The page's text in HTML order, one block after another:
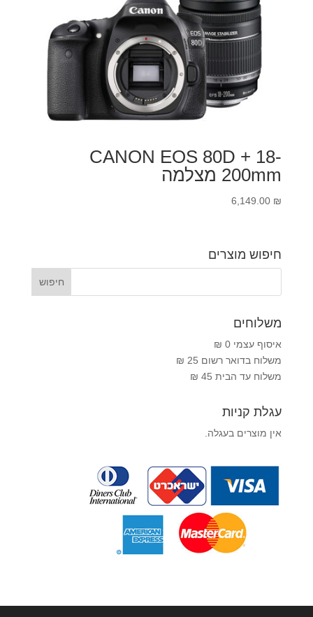
CANON EOS 80D + 18-
200mm מצלמה
6,149.00 ₪
חיפוש מוצרים
משלוחים
איסוף עצמי 0 ₪
משלוח בדואר רשום 25 ₪
משלוח עד הבית 45 ₪
עגלת קניות
אין מוצרים בעגלה.